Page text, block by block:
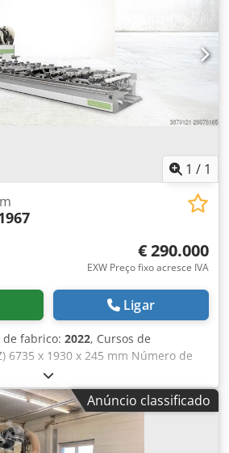
1 / 1
€ 290.000
EXW Preço fixo acresce IVA
Ligar
de fabrico: 2022, Cursos de
6735 x 1930 x 245 mm Número de
perfuração vertical: 0 Número de
perfuração horizontal: 0 Número de
do bocal de extração: 2x 250 mm
de fresagem: 2 Ano de fabricação:
Tock Velocidade de rotação: 18.000
Anúncio classificado